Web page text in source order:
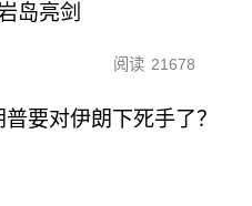
岛亮剑
阅读 21678
要对伊朗下死手了？